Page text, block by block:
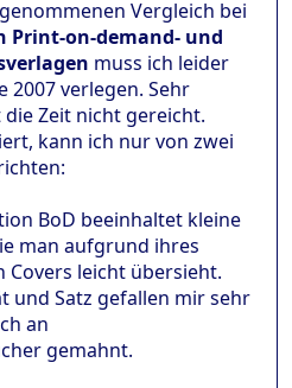
Vergleich bei
Print-on-demand- und
muss ich leider
2007 verlegen. Sehr
Zeit nicht gereicht.
kann ich nur von zwei
BoD beeinhaltet kleine
man aufgrund ihres
Covers leicht übersieht.
und Satz gefallen mir sehr
an
gemahnt.